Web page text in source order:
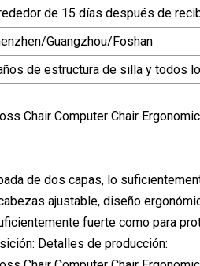
de 15 días después de
Guangzhou/Foshan
de estructura de silla y todos
de dos capas, lo
ajustable, diseño
fuerte como para
Detalles de producción: